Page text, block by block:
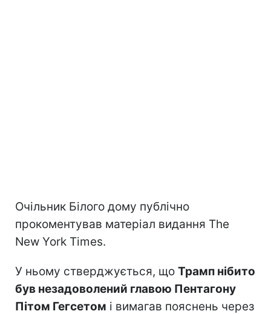
Очільник Білого дому публічно
прокоментував матеріал видання The
New York Times.
У ньому стверджується, що Трамп нібито
був незадоволений главою Пентагону
Пітом Гегсетом і вимагав пояснень через